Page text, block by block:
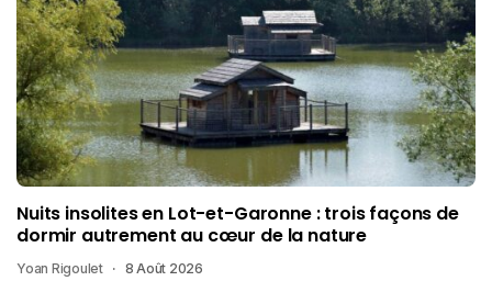
Nuits insolites en Lot-et-Garonne : trois façons de
dormir autrement au cœur de la nature
Yoan Rigoulet 8 Août 2026